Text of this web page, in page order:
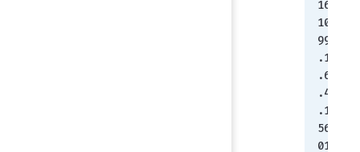
168.
100.
99
.1.3
.6.1
.4.1
.123
56.1
01.4